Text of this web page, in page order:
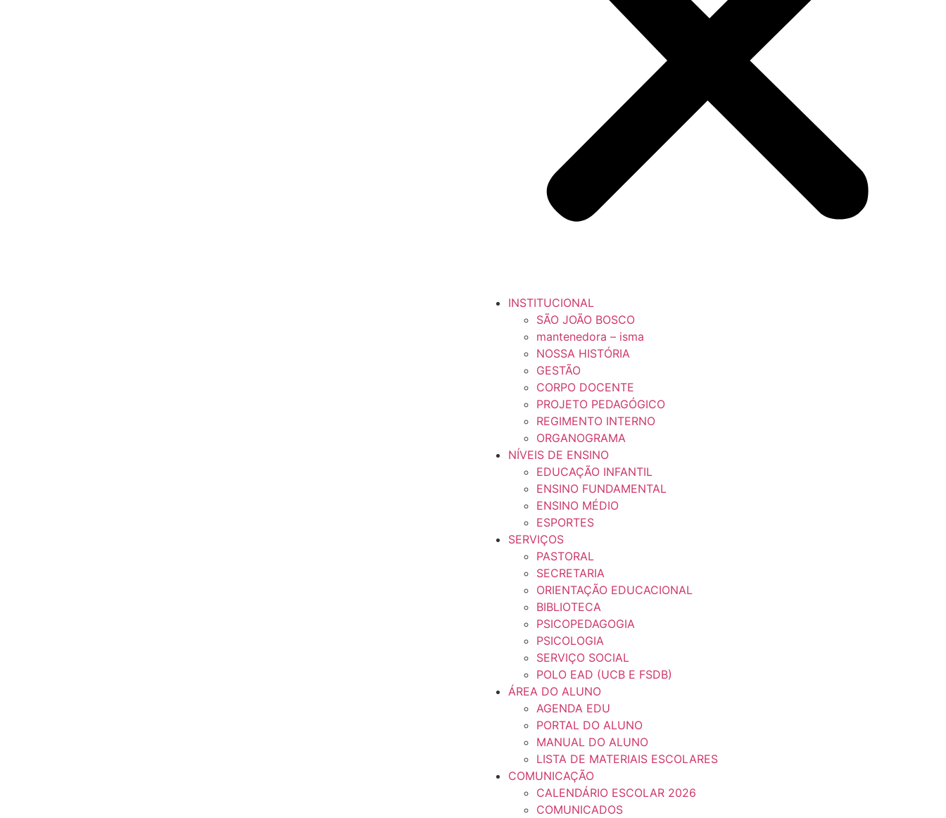
INSTITUCIONAL
SÃO JOÃO BOSCO
mantenedora – isma
NOSSA HISTÓRIA
GESTÃO
CORPO DOCENTE
PROJETO PEDAGÓGICO
REGIMENTO INTERNO
ORGANOGRAMA
NÍVEIS DE ENSINO
EDUCAÇÃO INFANTIL
ENSINO FUNDAMENTAL
ENSINO MÉDIO
ESPORTES
SERVIÇOS
PASTORAL
SECRETARIA
ORIENTAÇÃO EDUCACIONAL
BIBLIOTECA
PSICOPEDAGOGIA
PSICOLOGIA
SERVIÇO SOCIAL
POLO EAD (UCB E FSDB)
ÁREA DO ALUNO
AGENDA EDU
PORTAL DO ALUNO
MANUAL DO ALUNO
LISTA DE MATERIAIS ESCOLARES
COMUNICAÇÃO
CALENDÁRIO ESCOLAR 2026
COMUNICADOS